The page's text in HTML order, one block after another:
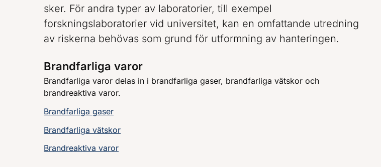
sker. För andra typer av laboratorier, till exempel
forskningslaboratorier vid universitet, kan en omfattande utredning
av riskerna behövas som grund för utformning av hanteringen.
Brandfarliga varor
Brandfarliga varor delas in i brandfarliga gaser, brandfarliga vätskor och
brandreaktiva varor.
Brandfarliga gaser
Brandfarliga vätskor
Brandreaktiva varor